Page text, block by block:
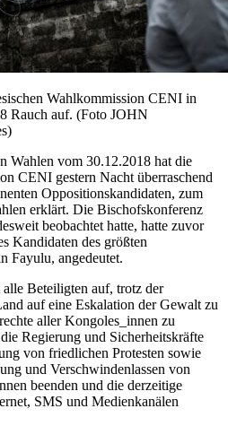
Wahlkommission CENI in
Rauch auf. (Foto JOHN
Wahlen vom 30.12.2018 hat die
CENI gestern Nacht überraschend
Oppositionskandidaten, zum
erklärt. Die Bischofskonferenz
beobachtet hatte, hatte zuvor
Kandidaten des größten
Fayulu, angedeutet.
Beteiligten auf, trotz der
auf eine Eskalation der Gewalt zu
aller Kongoles_innen zu
Regierung und Sicherheitskräfte
von friedlichen Protesten sowie
und Verschwindenlassen von
beenden und die derzeitige
SMS und Medienkanälen